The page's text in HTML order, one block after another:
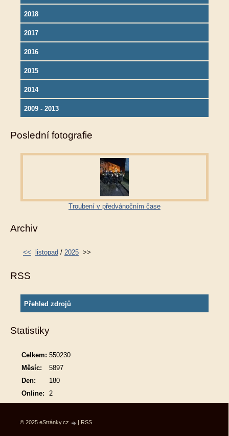
2018
2017
2016
2015
2014
2009 - 2013
Poslední fotografie
Troubení v předvánočním čase
Archiv
<< listopad / 2025 >>
RSS
Přehled zdrojů
Statistiky
Online: 2
Celkem: 550230
Měsíc:
5897
Den:
180
© 2025 eStránky.cz | RSS